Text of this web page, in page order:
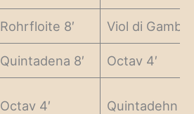
Rohrfloite 8′ Viol di Gamba
Quintadena 8′ Octav 4′
Octav 4′ Quintadehn 8′